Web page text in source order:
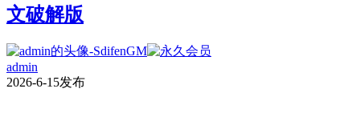
文破解版
admin
2026-6-15发布